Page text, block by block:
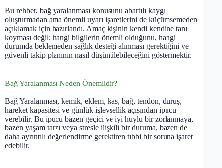
Bu rehber, bağ yaralanması konusunu abartılı kaygı
oluşturmadan ama önemli uyarı işaretlerini de küçümsemeden
açıklamak için hazırlandı. Amaç kişinin kendi kendine tanı
koyması değil; hangi bilgilerin önemli olduğunu, hangi
durumda beklemeden sağlık desteği alınması gerektiğini ve
güvenli takip planının nasıl düşünülebileceğini göstermektir.
Bağ Yaralanması Neden Önemlidir?
Bağ Yaralanması, kemik, eklem, kas, bağ, tendon, duruş,
hareket kapasitesi ve günlük işlevsellik açısından ipucu
verebilir. Bu ipucu bazen geçici ve iyi huylu bir zorlanmaya,
bazen yaşam tarzı veya stresle ilişkili bir duruma, bazen de
daha ayrıntılı değerlendirme gerektiren tıbbi bir soruna işaret
edebilir.